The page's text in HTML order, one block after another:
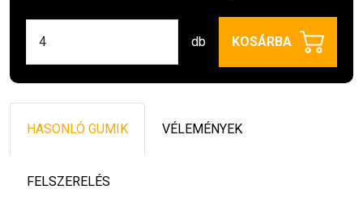
db KOSÁRBA
HASONLÓ GUMIK VÉLEMÉNYEK
FELSZERELÉS